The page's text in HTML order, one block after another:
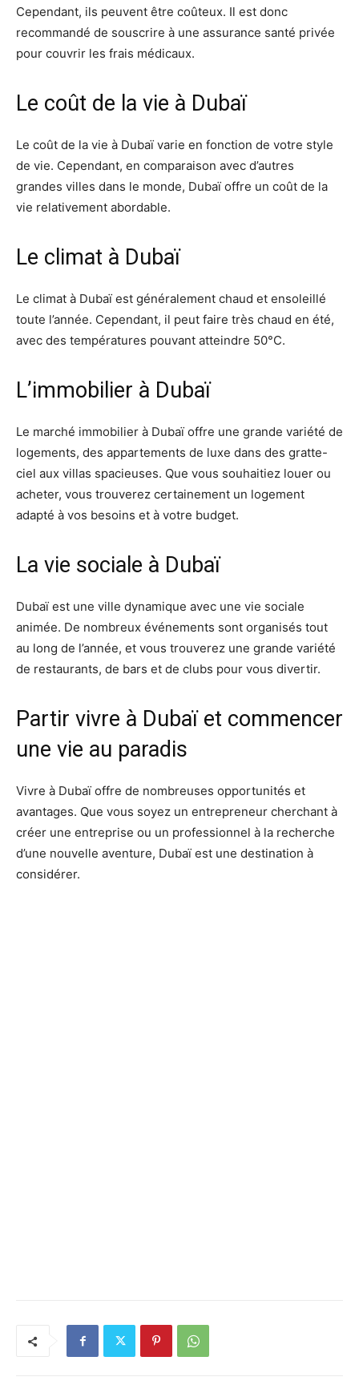
Cependant, ils peuvent être coûteux. Il est donc
recommandé de souscrire à une assurance santé privée
pour couvrir les frais médicaux.
Le coût de la vie à Dubaï
Le coût de la vie à Dubaï varie en fonction de votre style
de vie. Cependant, en comparaison avec d’autres
grandes villes dans le monde, Dubaï offre un coût de la
vie relativement abordable.
Le climat à Dubaï
Le climat à Dubaï est généralement chaud et ensoleillé
toute l’année. Cependant, il peut faire très chaud en été,
avec des températures pouvant atteindre 50°C.
L’immobilier à Dubaï
Le marché immobilier à Dubaï offre une grande variété de
logements, des appartements de luxe dans des gratte-
ciel aux villas spacieuses. Que vous souhaitiez louer ou
acheter, vous trouverez certainement un logement
adapté à vos besoins et à votre budget.
La vie sociale à Dubaï
Dubaï est une ville dynamique avec une vie sociale
animée. De nombreux événements sont organisés tout
au long de l’année, et vous trouverez une grande variété
de restaurants, de bars et de clubs pour vous divertir.
Partir vivre à Dubaï et commencer
une vie au paradis
Vivre à Dubaï offre de nombreuses opportunités et
avantages. Que vous soyez un entrepreneur cherchant à
créer une entreprise ou un professionnel à la recherche
d’une nouvelle aventure, Dubaï est une destination à
considérer.